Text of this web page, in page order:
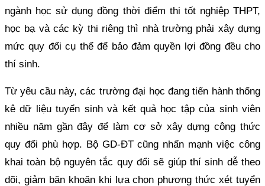
ngành học sử dụng đồng thời điểm thi tốt nghiệp THPT,
học bạ và các kỳ thi riêng thì nhà trường phải xây dựng
mức quy đổi cụ thể để bảo đảm quyền lợi đồng đều cho
thí sinh.
Từ yêu cầu này, các trường đại học đang tiến hành thống
kê dữ liệu tuyển sinh và kết quả học tập của sinh viên
nhiều năm gần đây để làm cơ sở xây dựng công thức
quy đổi phù hợp. Bộ GD-ĐT cũng nhấn mạnh việc công
khai toàn bộ nguyên tắc quy đổi sẽ giúp thí sinh dễ theo
dõi, giảm băn khoăn khi lựa chọn phương thức xét tuyển